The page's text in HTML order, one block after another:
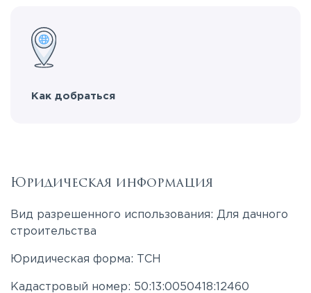
Как добраться
Юридическая информация
Вид разрешенного использования: Для дачного
строительства
Юридическая форма: ТСН
Кадастровый номер: 50:13:0050418:12460